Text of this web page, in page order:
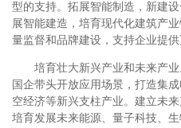
型的支持。拓展智能制造，新建
展智能建造，培育现代化建筑产
量监督和品牌建设，支持企业提
培育壮大新兴产业和未来产
国企带头开放应用场景，打造集
空经济等新兴支柱产业。建立未
培育发展未来能源、量子科技、